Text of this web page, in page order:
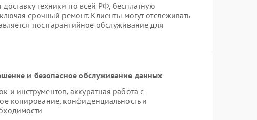
техники по всей РФ, бесплатную
срочный ремонт. Клиенты могут отслеживать
постгарантийное обслуживание для
и безопасное обслуживание данных
инструментов, аккуратная работа с
копирование, конфиденциальность и